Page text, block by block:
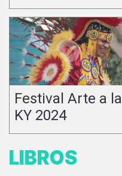
Festival Arte a la
KY 2024
LIBROS